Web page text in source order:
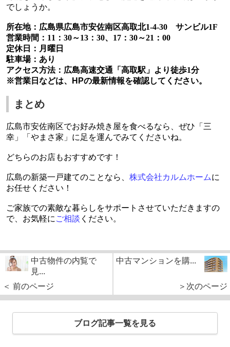
でしょうか。
所在地：広島県広島市安佐南区高取北1-4-30サンビル1F
営業時間： 11 ： 30～13： 30、 17： 30～21 ： 00
定休日：月曜日
駐車場：あり
アクセス方法：広島高速交通「高取駅」より徒歩1分
※営業日などは、HPの最新情報を確認してください。
まとめ
広島市安佐南区でお好み焼き屋を食べるなら、ぜひ「三
幸」「やまさ家」に足を運んでみてくださいね。
どちらのお店もおすすめです！
広島の新築一戸建てのことなら、 株式会社カルムホームに
お任せください！
ご家族での素敵な暮らしをサポートさせていただきますの
で、お気軽に ご相談 ください。
中古物件の内覧で
見...
＜ 前のページ
中古マンションを購...
＞次のページ
ブログ記事一覧を見る